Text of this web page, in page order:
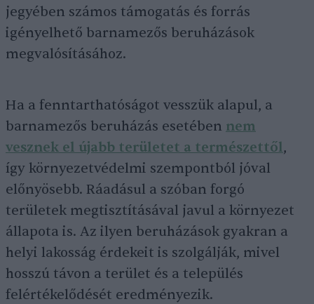
jegyében számos támogatás és forrás
igényelhető barnamezős beruházások
megvalósításához.
Ha a fenntarthatóságot vesszük alapul, a
barnamezős beruházás esetében nem
vesznek el újabb területet a természettől,
így környezetvédelmi szempontból jóval
előnyösebb. Ráadásul a szóban forgó
területek megtisztításával javul a környezet
állapota is. Az ilyen beruházások gyakran a
helyi lakosság érdekeit is szolgálják, mivel
hosszú távon a terület és a település
felértékelődését eredményezik.